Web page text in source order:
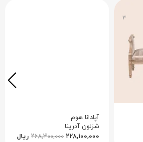
۳
آپادانا هوم
شزلون آدرینا
۲۶۸,۴۰۰,۰۰۰ ۲۲۸,۱۰۰,۰۰۰ ریال